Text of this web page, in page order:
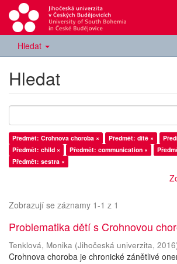
Hledat
Hledat
Předmět: Crohnova choroba × Předmět: dítě ×
Předmět: child ×
Předmět: communication ×
Předmět: sestra ×
Zobrazují se záznamy 1-1 z 1
Problematika dětí s Crohnovou
Tenklová, Monika (Jihočeská univerzita, 2016
Crohnova choroba je chronické zánětlivé